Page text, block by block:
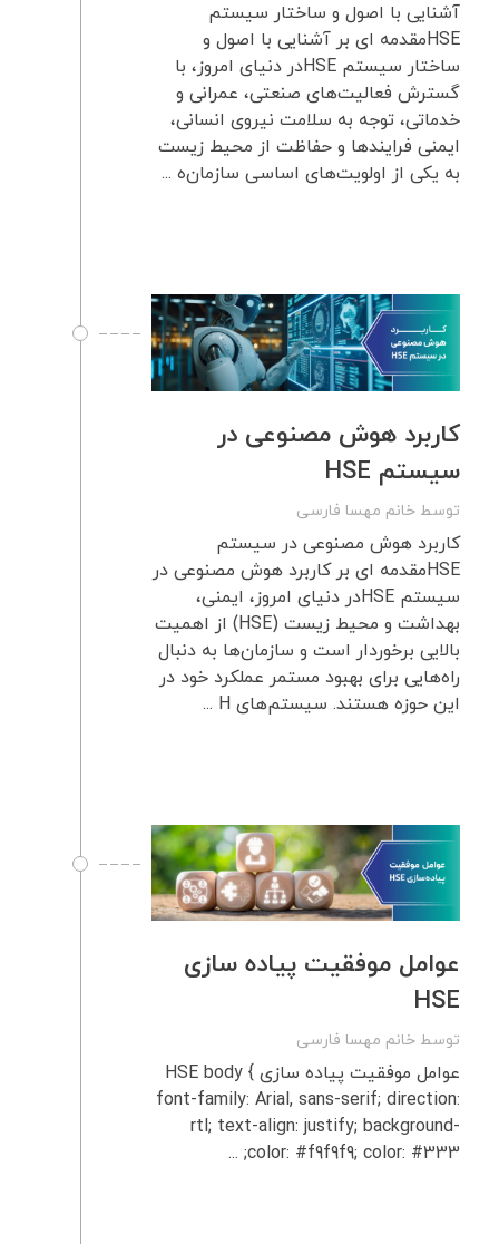
آشنایی با اصول و ساختار سیستم
HSEمقدمه ای بر آشنایی با اصول و
ساختار سیستم HSEدر دنیای امروز، با
گسترش فعالیت‌های صنعتی، عمرانی و
خدماتی، توجه به سلامت نیروی انسانی،
ایمنی فرایندها و حفاظت از محیط زیست
به یکی از اولویت‌های اساسی سازمان‌ه ...
کاربرد هوش مصنوعی در
سیستم HSE
توسط خانم مهسا فارسی
کاربرد هوش مصنوعی در سیستم
HSEمقدمه ای بر کاربرد هوش مصنوعی در
سیستم HSEدر دنیای امروز، ایمنی،
بهداشت و محیط زیست (HSE) از اهمیت
بالایی برخوردار است و سازمان‌ها به دنبال
راه‌هایی برای بهبود مستمر عملکرد خود در
این حوزه هستند. سیستم‌های H ...
عوامل موفقیت پیاده‌ سازی
HSE
توسط خانم مهسا فارسی
عوامل موفقیت پیاده‌ سازی HSE body {
font-family: Arial, sans-serif; direction:
rtl; text-align: justify; background-
color: #f9f9f9; color: #333; ...